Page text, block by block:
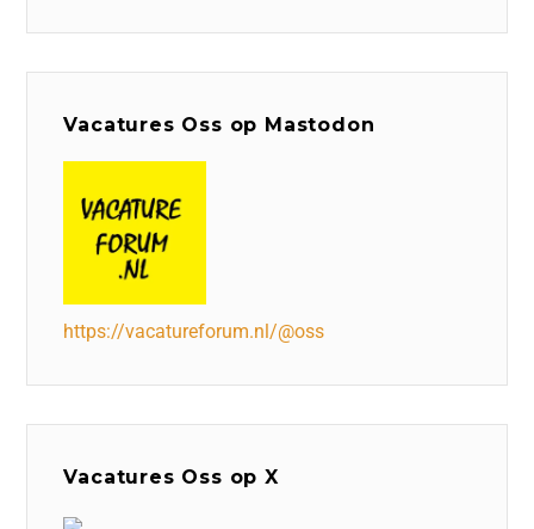
Vacatures Oss op Mastodon
https://vacatureforum.nl/@oss
Vacatures Oss op X